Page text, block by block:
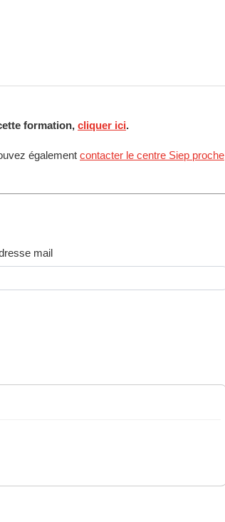
formation, cliquer ici.
également contacter le centre Siep proche
mail